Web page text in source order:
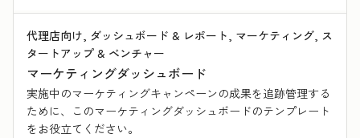
代理店向け, ダッシュボード & レポート, マーケティング, ス
タートアップ & ベンチャー
マーケティングダッシュボード
実施中のマーケティングキャンペーンの成果を追跡管理する
ために、このマーケティングダッシュボードのテンプレート
をお役立てください。